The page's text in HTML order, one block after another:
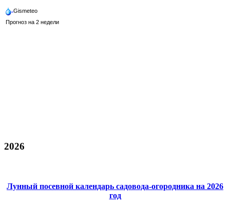
2026
Лунный посевной календарь садовода-огородника на 2026
год